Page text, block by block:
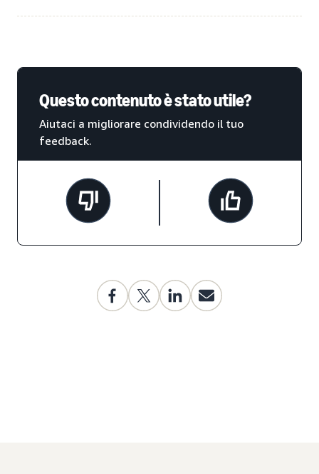
Questo contenuto è stato utile?
Aiutaci a migliorare condividendo il tuo
feedback.